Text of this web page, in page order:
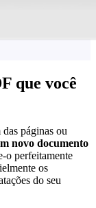
que você
páginas ou
novo documento
o perfeitamente
os
do seu